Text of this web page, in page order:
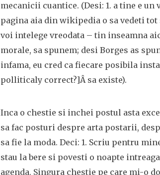
mecanicii cuantice. (Desi: 1. a tine e
pagina aia din wikipedia o sa vedeti
voi intelege vreodata – tin inseamna
morale, sa spunem; desi Borges as
infama, eu cred ca fiecare posibila
polliticaly correct?]Â sa existe).
Inca o chestie si inchei postul asta
sa fac posturi despre arta postarii,
sa fie la moda. Deci: 1. Scriu pentru
stau la bere si povesti o noapte
agenda. Singura chestie pe care mi-o